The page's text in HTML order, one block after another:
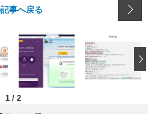
記事へ戻る
1 / 2